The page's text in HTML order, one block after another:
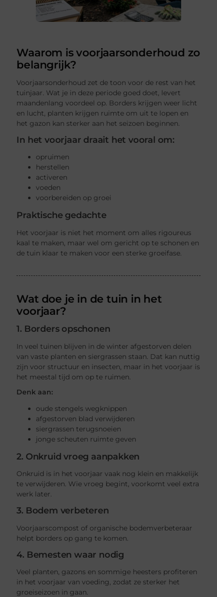
Waarom is voorjaarsonderhoud zo
belangrijk?
Voorjaarsonderhoud zet de toon voor de rest van het
tuinjaar. Wat je in deze periode goed doet, levert
maandenlang voordeel op. Borders krijgen weer licht
en lucht, planten krijgen ruimte om uit te lopen en
het gazon kan sterker aan het seizoen beginnen.
In het voorjaar draait het vooral om:
opruimen
herstellen
activeren
voeden
voorbereiden op groei
Praktische gedachte
Het voorjaar is niet het moment om alles rigoureus
kaal te maken, maar wel om gericht op te schonen en
de tuin klaar te maken voor een sterke groeifase.
Wat doe je in de tuin in het
voorjaar?
1. Borders opschonen
In veel tuinen blijven in de winter afgestorven delen
van vaste planten en siergrassen staan. Dat kan nuttig
zijn voor structuur en insecten, maar in het voorjaar is
het meestal tijd om op te ruimen.
Denk aan:
oude stengels wegknippen
afgestorven blad verwijderen
siergrassen terugsnoeien
jonge scheuten ruimte geven
2. Onkruid vroeg aanpakken
Onkruid is in het voorjaar vaak nog klein en makkelijk
te verwijderen. Wie vroeg begint, voorkomt veel extra
werk later.
3. Bodem verbeteren
Voorjaarscompost of organische bodemverbeteraar
helpt borders op gang te komen.
4. Bemesten waar nodig
Veel planten, gazons en sommige heesters profiteren
in het voorjaar van voeding, zodat ze sterker het
groeiseizoen in gaan.